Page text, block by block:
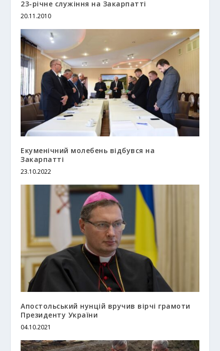
23-річне служіння на Закарпатті
20.11.2010
Екуменічний молебень відбувся на
Закарпатті
23.10.2022
Апостольський нунцій вручив вірчі грамоти
Президенту України
04.10.2021